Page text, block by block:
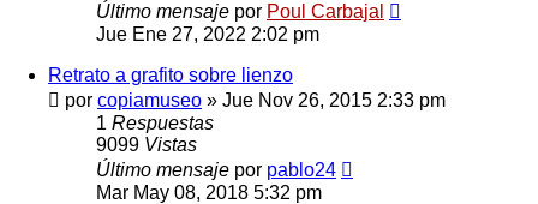
Último mensaje por Poul Carbajal
Jue Ene 27, 2022 2:02 pm
Retrato a grafito sobre lienzo
por copiamuseo » Jue Nov 26, 2015 2:33 pm
1 Respuestas
9099 Vistas
Último mensaje por pablo24
Mar May 08, 2018 5:32 pm